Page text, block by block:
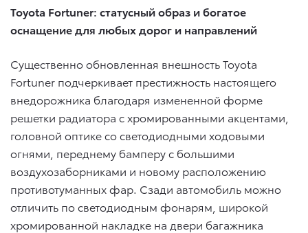
Toyota Fortuner: статусный образ и богатое
оснащение для любых дорог и направлений
Существенно обновленная внешность Toyota
Fortuner подчеркивает престижность настоящего
внедорожника благодаря измененной форме
решетки радиатора с хромированными акцентами,
головной оптике со светодиодными ходовыми
огнями, переднему бамперу с большими
воздухозаборниками и новому расположению
противотуманных фар. Сзади автомобиль можно
отличить по светодиодным фонарям, широкой
хромированной накладке на двери багажника